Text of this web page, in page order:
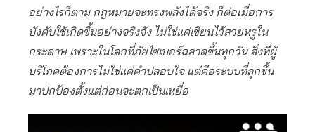
อย่างไรก็ตาม กฎหมายจะทรงพลังได้จริง ก็ต่อเมื่อการ
บังคับใช้เกิดขึ้นอย่างจริงจัง ไม่ใช่แค่เขียนไว้สวยหรูใน
กระดาษ เพราะในโลกที่ภัยไซเบอร์ฉลาดขึ้นทุกวัน สิ่งที่ผู้
บริโภคต้องการไม่ใช่แค่คำปลอบใจ แต่คือระบบที่ลุกขึ้น
มาปกป้องตั้งแต่ก่อนจะตกเป็นเหยื่อ